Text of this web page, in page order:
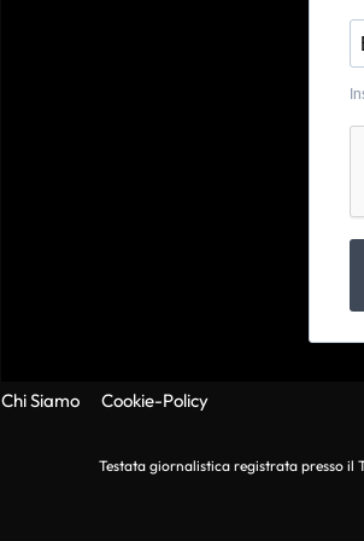
Chi Siamo Cookie-Policy
Testata giornalistica registrata presso il